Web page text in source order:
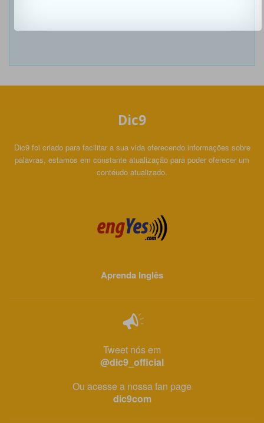
Dic9
Dic9 foi criado para facilitar a sua vida oferecendo informações sobre
palavras, estamos em constante atualização para poder oferecer um
contéudo atualizado.
Aprenda Inglês
Tweet nós em
@dic9_official
Ou acesse a nossa fan page
dic9com